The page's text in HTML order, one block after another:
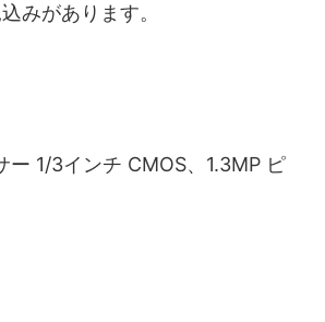
みがあります。
1/3インチ CMOS、1.3MP ピ